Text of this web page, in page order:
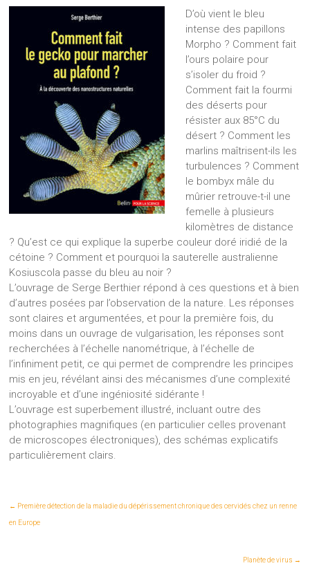
D’où vient le bleu
intense des papillons
Morpho ? Comment fait
l’ours polaire pour
s’isoler du froid ?
Comment fait la fourmi
des déserts pour
résister aux 85°C du
désert ? Comment les
marlins maîtrisent-ils les
turbulences ? Comment
le bombyx mâle du
mûrier retrouve-t-il une
femelle à plusieurs
kilomètres de distance
? Qu’est ce qui explique la superbe couleur doré iridié de la
cétoine ? Comment et pourquoi la sauterelle australienne
Kosiuscola passe du bleu au noir ?
L’ouvrage de Serge Berthier répond à ces questions et à bien
d’autres posées par l’observation de la nature. Les réponses
sont claires et argumentées, et pour la première fois, du
moins dans un ouvrage de vulgarisation, les réponses sont
recherchées à l’échelle nanométrique, à l’échelle de
l’infiniment petit, ce qui permet de comprendre les principes
mis en jeu, révélant ainsi des mécanismes d’une complexité
incroyable et d’une ingéniosité sidérante !
L’ouvrage est superbement illustré, incluant outre des
photographies magnifiques (en particulier celles provenant
de microscopes électroniques), des schémas explicatifs
particulièrement clairs.
← Première détection de la maladie du dépérissement chronique des cervidés chez un renne
en Europe
Planète de virus →